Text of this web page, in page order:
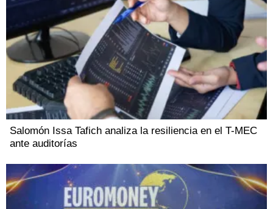
Salomón Issa Tafich analiza la resiliencia en el T-MEC
ante auditorías